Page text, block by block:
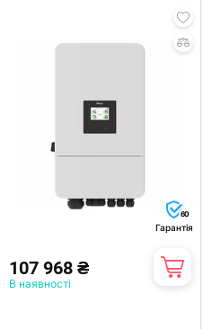
60
Гарантія
107 968 ₴
В наявності